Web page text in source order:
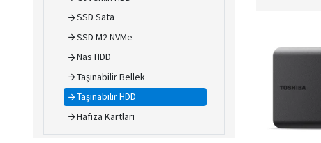
SSD Sata
SSD M2 NVMe
Nas HDD
Taşınabilir Bellek
Taşınabilir HDD
Hafıza Kartları